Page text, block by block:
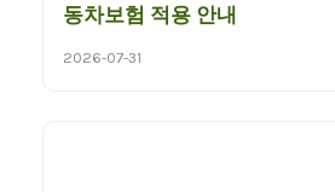
동차보험 적용 안내
2026-07-31